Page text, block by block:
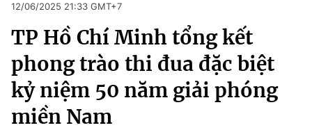
Chuyên mục
Chính trị
Xã hội
Xã hội
Pháp luật
Thể thao
Truyền hình
Văn hóa - Giải trí
Y tế
12/06/2025 21:33 GMT+7
TP Hồ Chí Minh tổng kết
phong trào thi đua đặc biệt
kỷ niệm 50 năm giải phóng
miền Nam